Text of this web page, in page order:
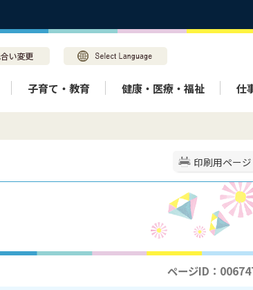
子育て・教育 健康・医療・福祉 仕
印刷用ページ
ページID：